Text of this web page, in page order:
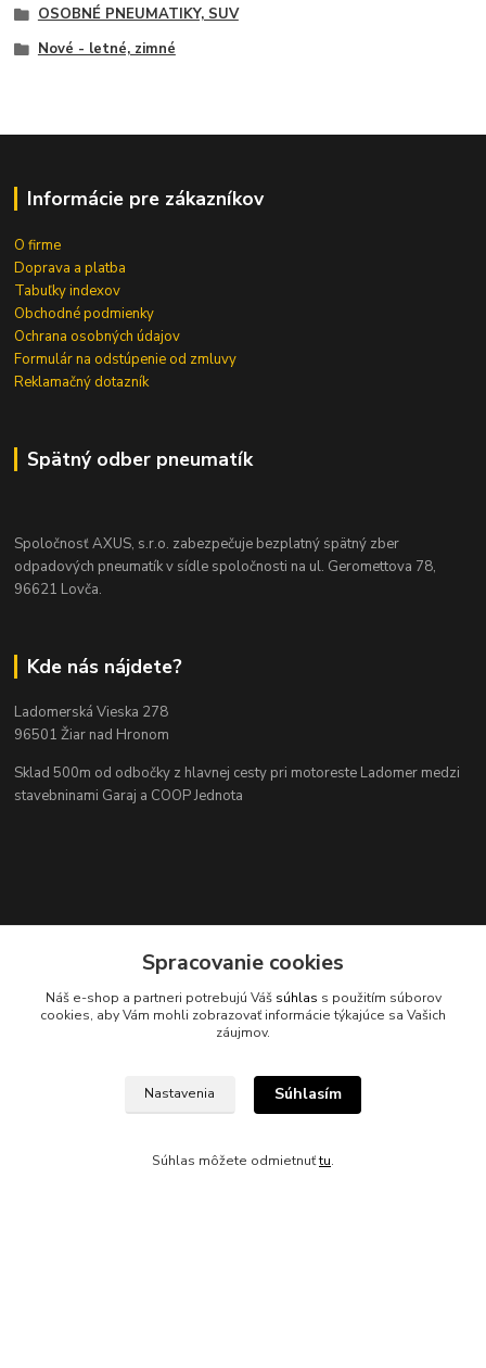
OSOBNÉ PNEUMATIKY, SUV
Nové - letné, zimné
Informácie pre zákazníkov
O firme
Doprava a platba
Tabuľky indexov
Obchodné podmienky
Ochrana osobných údajov
Formulár na odstúpenie od zmluvy
Reklamačný dotazník
Spätný odber pneumatík
Spoločnosť AXUS, s.r.o. zabezpečuje bezplatný spätný zber
odpadových pneumatík v sídle spoločnosti na ul. Geromettova 78,
96621 Lovča.
Kde nás nájdete?
Ladomerská Vieska 278
96501 Žiar nad Hronom
Sklad 500m od odbočky z hlavnej cesty pri motoreste Ladomer medzi
stavebninami Garaj a COOP Jednota
Kontakty
Spracovanie cookies
Náš e-shop a partneri potrebujú Váš súhlas s použitím súborov
cookies, aby Vám mohli zobrazovať informácie týkajúce sa Vašich
záujmov.
Nastavenia Súhlasím
Súhlas môžete odmietnuťtu.